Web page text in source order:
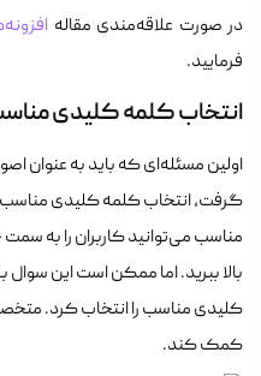
در صورت علاقه‌مندی مقاله
فرمایید.
انتخاب کلمه کلیدی
اولین مسئله‌ای که باید به عنوان
گرفت، انتخاب کلمه کلیدی
مناسب می‌توانید کاربران را به
بالا ببرید. اما ممکن است این
کلیدی مناسب را انتخاب کرد.
کمک کند.